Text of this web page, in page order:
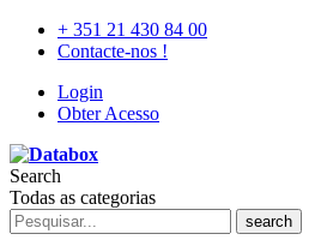
+ 351 21 430 84 00
Contacte-nos !
Login
Obter Acesso
Search
Todas as categorias
search